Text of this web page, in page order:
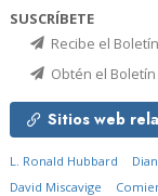
SUSCRÍBETE
Recibe el
Obtén el
Sitios web
L. Ronald Hubbard
David Miscavige